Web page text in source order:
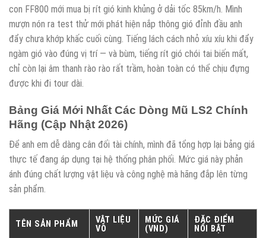
con FF800 mới mua bị rít gió kinh khủng ở dải tốc 85km/h. Mình
mượn nón ra test thử mới phát hiện nắp thông gió đỉnh đầu anh
đẩy chưa khớp khấc cuối cùng. Tiếng lách cách nhỏ xíu xíu khi đẩy
ngàm gió vào đúng vị trí — và bùm, tiếng rít gió chói tai biến mất,
chỉ còn lại âm thanh rào rào rất trầm, hoàn toàn có thể chịu đựng
được khi đi tour dài.
Bảng Giá Mới Nhất Các Dòng Mũ LS2 Chính
Hãng (Cập Nhật 2026)
Để anh em dễ dàng cân đối tài chính, mình đã tổng hợp lại bảng giá
thực tế đang áp dụng tại hệ thống phân phối. Mức giá này phản
ánh đúng chất lượng vật liệu và công nghệ mà hãng đắp lên từng
sản phẩm.
TÊN SẢN PHẨM
VẬT LIỆU
VỎ
MỨC GIÁ
(VND)
ĐẶC ĐIỂM
NỔI BẬT